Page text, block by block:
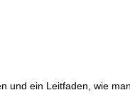
und ein Leitfaden, wie